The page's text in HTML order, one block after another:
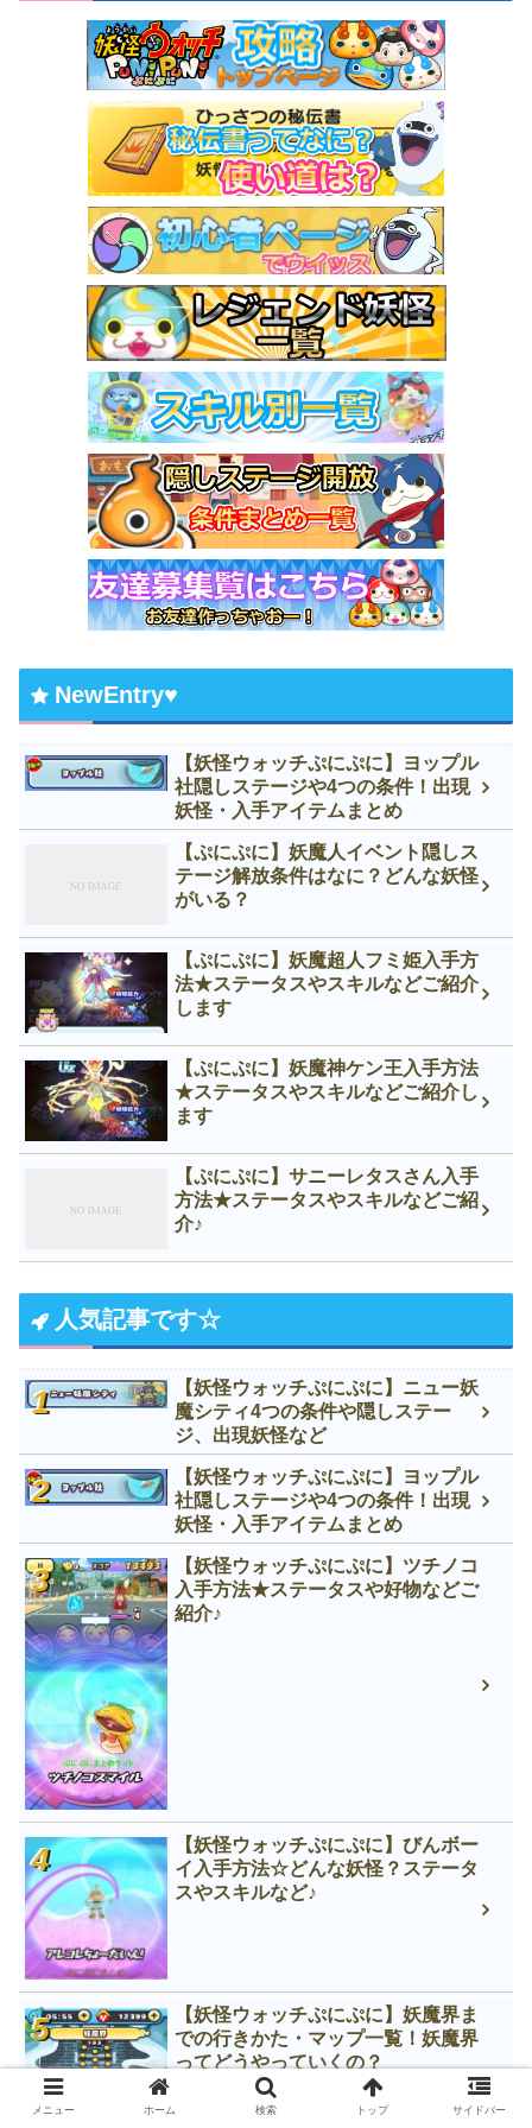
NewEntry♥
【妖怪ウォッチぷにぷに】ヨップル
社隠しステージや4つの条件！出現
妖怪・入手アイテムまとめ
【ぷにぷに】妖魔人イベント隠しス
テージ解放条件はなに？どんな妖怪
がいる？
【ぷにぷに】妖魔超人フミ姫入手方
法★ステータスやスキルなどご紹介
します
【ぷにぷに】妖魔神ケン王入手方法
★ステータスやスキルなどご紹介し
ます
【ぷにぷに】サニーレタスさん入手
方法★ステータスやスキルなどご紹
介♪
人気記事です☆
【妖怪ウォッチぷにぷに】ニュー妖
魔シティ4つの条件や隠しステー
ジ、出現妖怪など
【妖怪ウォッチぷにぷに】ヨップル
社隠しステージや4つの条件！出現
妖怪・入手アイテムまとめ
【妖怪ウォッチぷにぷに】ツチノコ
入手方法★ステータスや好物などご
紹介♪
【妖怪ウォッチぷにぷに】びんボー
イ入手方法☆どんな妖怪？ステータ
スやスキルなど♪
【妖怪ウォッチぷにぷに】妖魔界ま
での行きかた・マップ一覧！妖魔界
ってどうやっていくの？
メニュー ホーム 検索 トップ サイドバー